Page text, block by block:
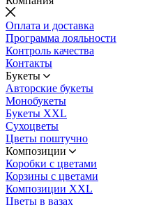
Оплата и доставка
Программа лояльности
Контроль качества
Контакты
Букеты
Авторские букеты
Монобукеты
Букеты XXL
Сухоцветы
Цветы поштучно
Композиции
Коробки с цветами
Корзины с цветами
Композиции XXL
Цветы в вазах